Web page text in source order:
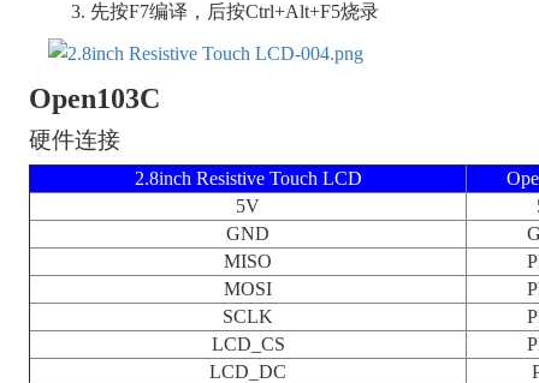
先按F7编译，后按Ctrl+Alt+F5烧录
Open103C
硬件连接
2.8inch Resistive Touch LCD
5V
GND
MISO
MOSI
SCLK
LCD_CS
LCD_DC